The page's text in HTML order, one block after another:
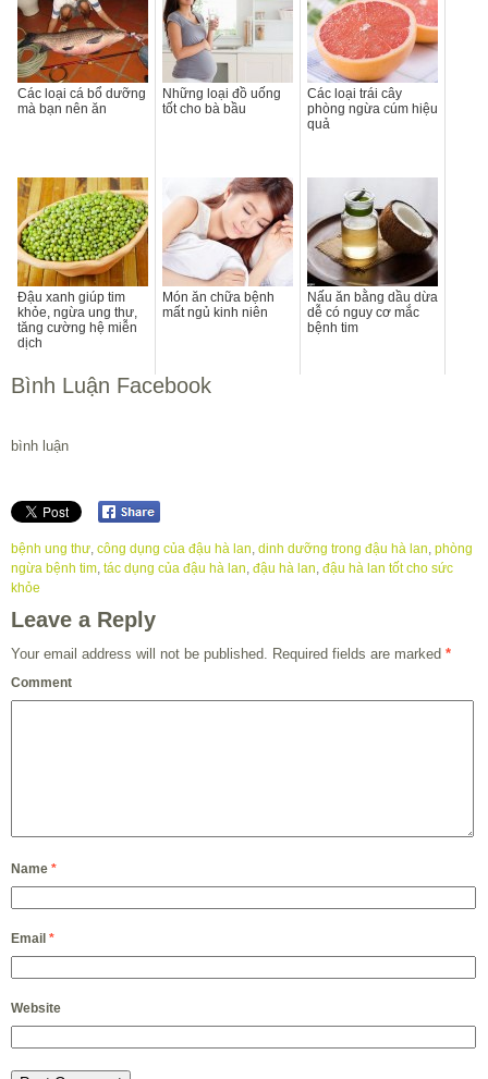
Các loại cá bổ dưỡng
mà bạn nên ăn
Những loại đồ uống
tốt cho bà bầu
Các loại trái cây
phòng ngừa cúm hiệu
quả
Đậu xanh giúp tim
khỏe, ngừa ung thư,
tăng cường hệ miễn
dịch
Món ăn chữa bệnh
mất ngủ kinh niên
Nấu ăn bằng dầu dừa
dễ có nguy cơ mắc
bệnh tim
Bình Luận Facebook
bình luận
bệnh ung thư, công dụng của đậu hà lan, dinh dưỡng trong đậu hà lan, phòng
ngừa bệnh tim, tác dụng của đậu hà lan, đậu hà lan, đậu hà lan tốt cho sức
khỏe
Leave a Reply
Your email address will not be published. Required fields are marked *
Comment
Name *
Email *
Website